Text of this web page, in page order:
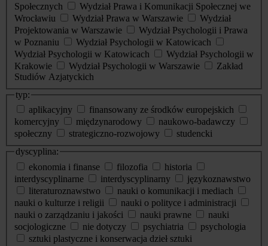
Społecznych
Wydział Prawa i Komunikacji Społecznej we
Wrocławiu
Wydział Prawa w Warszawie
Wydział
Projektowania w Warszawie
Wydział Psychologii i Prawa
w Poznaniu
Wydział Psychologii w Katowicach
Wydział Psychologii w Katowicach
Wydział Psychologii w
Krakowie
Wydział Psychologii w Warszawie
Zakład
Studiów Azjatyckich
typ:
aplikacyjny
finansowany ze środków europejskich
komercyjny
międzynarodowy
naukowo-badawczy
społeczny
strategiczno-rozwojowy
studencki
dyscyplina:
ekonomia i finanse
filozofia
historia
interdyscyplinarne
interdyscyplinarny
językoznawstwo
literaturoznawstwo
nauki o komunikacji i mediach
nauki o kulturze i religii
nauki o polityce i administracji
nauki o zarządzaniu i jakości
nauki prawne
nauki
socjologiczne
nie dotyczy psychiatria
psychologia
sztuki plastyczne i konserwacja dzieł sztuki